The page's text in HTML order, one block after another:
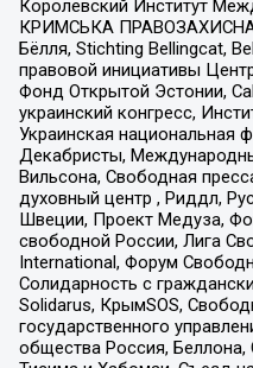
Королевский Институт
КРИМСЬКА ПРАВОЗАХИСНА
Бёлля, Stichting Bellingcat,
правовой инициативы
Фонд Открытой Эстонии,
украинский конгресс,
Украинская национальная
Декабристы,
Вильсона, Свободная
духовный центр , Риддл,
Швеции, Проект Медуза,
свободной России, Лига
International, Форум
Солидарность с
Solidarus, КрымSOS,
государственного
общества Россия,